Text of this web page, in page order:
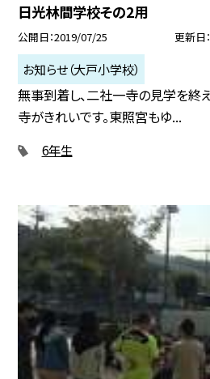
日光林間学校その2用
公開日 2019/07/25 更新日
お知らせ（大戸小学校）
無事到着し、二社一寺の見学を終
寺がきれいです。東照宮もゆ...
6年生